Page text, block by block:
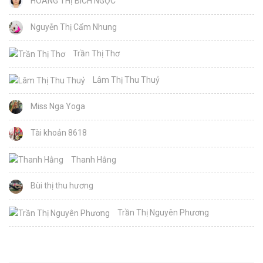
Nguyễn Thị Cẩm Nhung
Trần Thị Thơ
Lâm Thị Thu Thuỷ
Miss Nga Yoga
Tài khoản 8618
Thanh Hằng
Bùi thị thu hương
Trần Thị Nguyên Phương